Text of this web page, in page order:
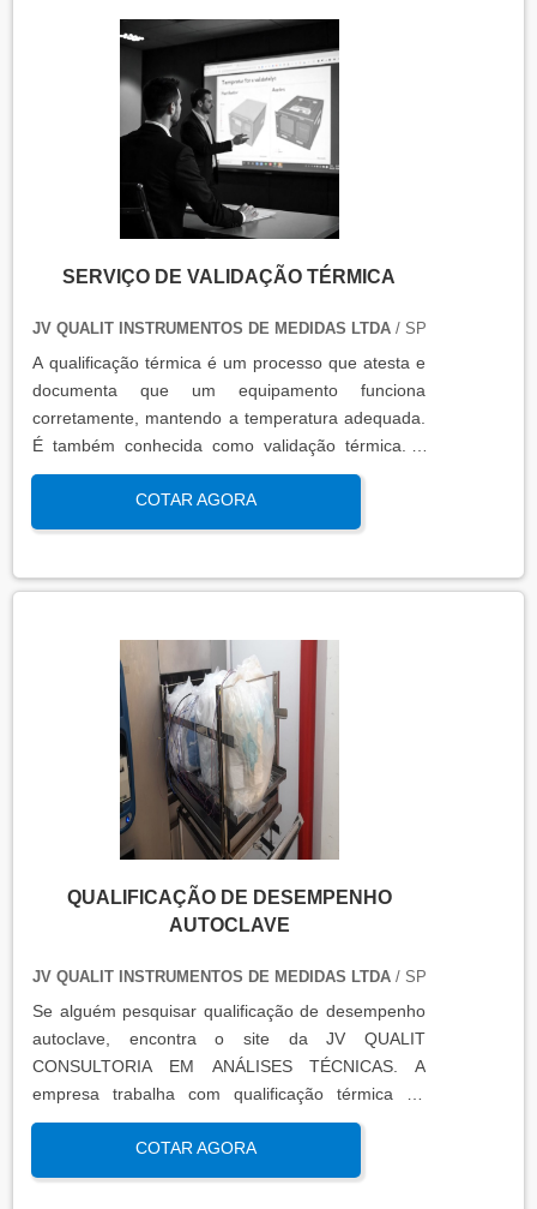
SERVIÇO DE VALIDAÇÃO TÉRMICA
JV QUALIT INSTRUMENTOS DE MEDIDAS LTDA/ SP
A qualificação térmica é um processo que atesta e
documenta que um equipamento funciona
corretamente, mantendo a temperatura adequada.
É também conhecida como validação térmica. A
qualificação térmica é importante para garantir a
qualidade e eficiência de equipamentos que
precisam de controle de temperatura. É aplicada a
produtos, como autoclaves, estufas, câmaras frias,
qualificação térmica é apresentado em um relatório
técnico que contém informações como gráficos,
certificados de calibração e a conclusão das
condições funcionais.
COTAR AGORA
QUALIFICAÇÃO DE DESEMPENHO
AUTOCLAVE
JV QUALIT INSTRUMENTOS DE MEDIDAS LTDA/ SP
Se alguém pesquisar qualificação de desempenho
autoclave, encontra o site da JV QUALIT
CONSULTORIA EM ANÁLISES TÉCNICAS. A
empresa trabalha com qualificação térmica de
equipamentos e engenharia, disponibilizando o que
há de mais atual para garantir a qualidade final
para seus clientes.
COTAR AGORA